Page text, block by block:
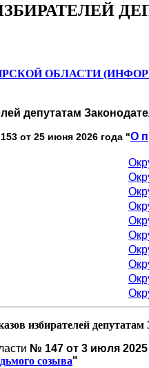
ОБЛАСТИ
депутатам
от 25 июня 2026 года "О
избирателей
№ 147 от 3 июля 2025
созыва"